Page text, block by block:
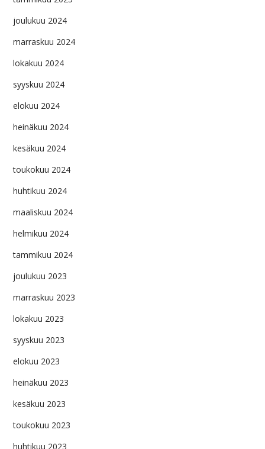
joulukuu 2024
marraskuu 2024
lokakuu 2024
syyskuu 2024
elokuu 2024
heinäkuu 2024
kesäkuu 2024
toukokuu 2024
huhtikuu 2024
maaliskuu 2024
helmikuu 2024
tammikuu 2024
joulukuu 2023
marraskuu 2023
lokakuu 2023
syyskuu 2023
elokuu 2023
heinäkuu 2023
kesäkuu 2023
toukokuu 2023
huhtikuu 2023